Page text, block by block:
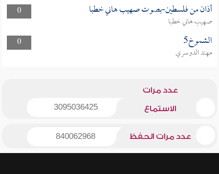
0
أذان من فلسطين-بصوت صهيب هاني خطبا
صهيب هاني خطبا
0
الشموخ5
مهند الدوسري
عدد مرات
الاستماع 3095036425
عدد مرات الحفظ 840062968